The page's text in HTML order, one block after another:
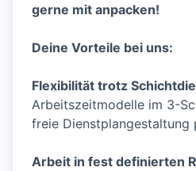
gerne mit anpacken!
Deine Vorteile bei uns:
Flexibilität trotz
Arbeitszeitmodelle im 3-
freie Dienstplangestaltung
Arbeit in fest definierten